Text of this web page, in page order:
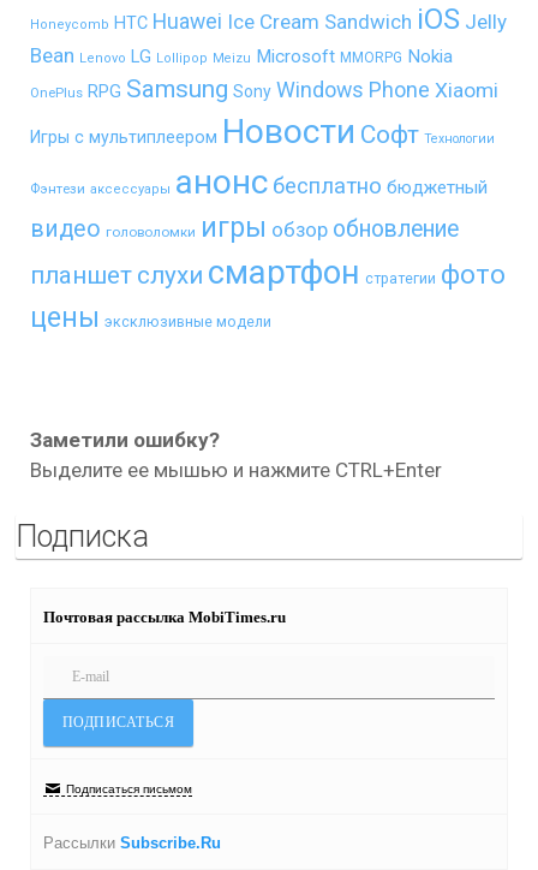
Honeycomb HTC Huawei Ice Cream Sandwich iOS Jelly
Bean Lenovo LG Lollipop Meizu Microsoft MMORPG Nokia
OnePlus RPG Samsung Sony Windows Phone Xiaomi
Игры с мультиплеером Новости Софт Технологии
Фэнтези аксессуары анонс бесплатно бюджетный
видео головоломки игры обзор обновление
планшет слухи смартфон стратегии фото
цены эксклюзивные модели
Заметили ошибку?
Выделите ее мышью и нажмите CTRL+Enter
Подписка
Почтовая рассылка MobiTimes.ru
Подписаться письмом
Рассылки Subscribe.Ru